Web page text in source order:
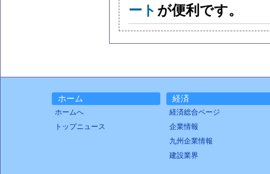
ート が便利です。
ホーム
ホームへ
トップニュース
経済
経済総合ページ
企業情報
九州企業情報
建設業界